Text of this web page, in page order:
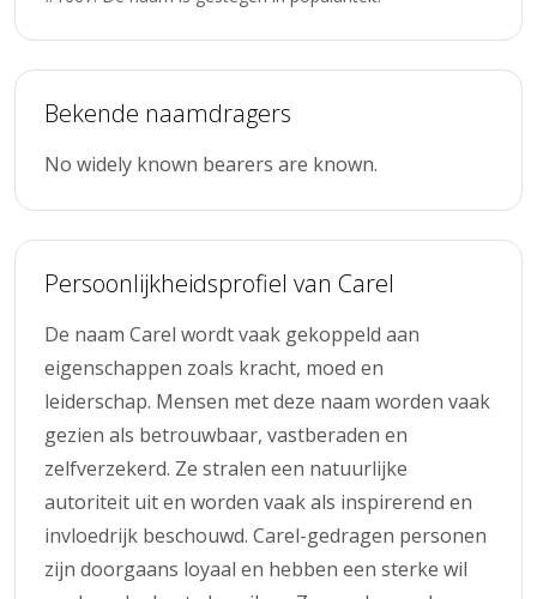
Bekende naamdragers
No widely known bearers are known.
Persoonlijkheidsprofiel van Carel
De naam Carel wordt vaak gekoppeld aan
eigenschappen zoals kracht, moed en
leiderschap. Mensen met deze naam worden vaak
gezien als betrouwbaar, vastberaden en
zelfverzekerd. Ze stralen een natuurlijke
autoriteit uit en worden vaak als inspirerend en
invloedrijk beschouwd. Carel-gedragen personen
zijn doorgaans loyaal en hebben een sterke wil